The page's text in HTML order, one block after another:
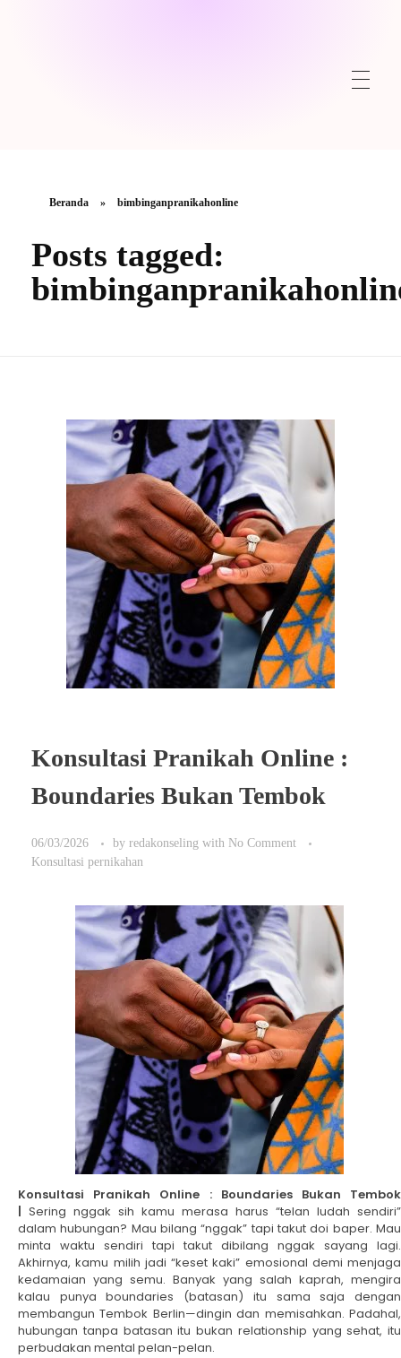
Beranda » bimbinganpranikahonline
Posts tagged:
Konsultasi Pranikah Online :
Boundaries Bukan Tembok
06/03/2026 by redakonseling with No Comment
Konsultasi pernikahan
Konsultasi Pranikah Online : Boundaries Bukan Tembok
Sering nggak sih kamu merasa harus “telan ludah sendiri”
dalam hubungan? Mau bilang “nggak” tapi takut doi baper. Mau
minta waktu sendiri tapi takut dibilang nggak sayang lagi.
Akhirnya, kamu milih jadi “keset kaki” emosional demi menjaga
kedamaian yang semu. Banyak yang salah kaprah, mengira
kalau punya boundaries (batasan) itu sama saja dengan
membangun Tembok Berlin—dingin dan memisahkan. Padahal,
hubungan tanpa batasan itu bukan relationship yang sehat, itu
perbudakan mental pelan-pelan.